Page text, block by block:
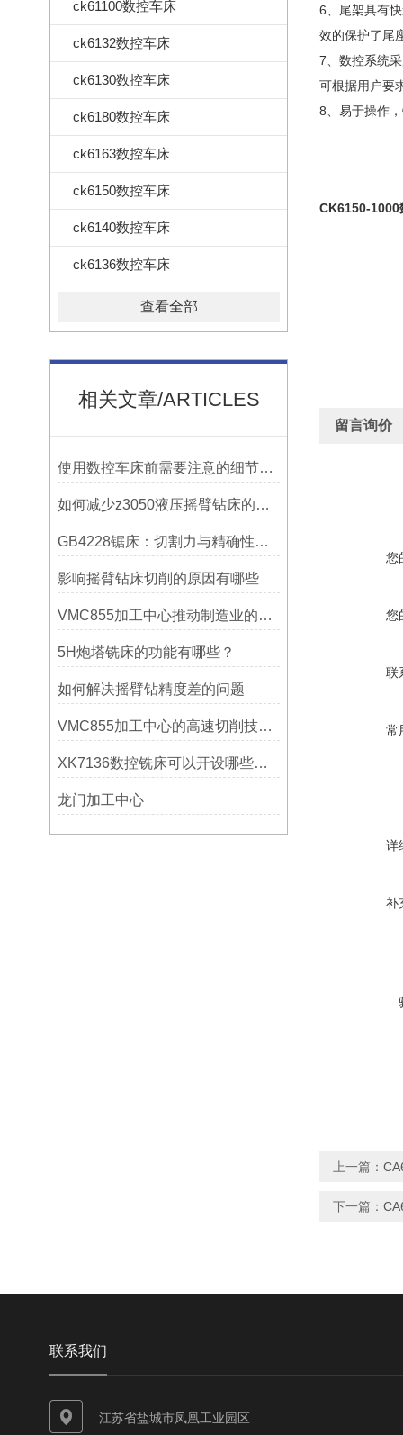
ck61100数控车床
ck6132数控车床
ck6130数控车床
ck6180数控车床
ck6163数控车床
ck6150数控车床
ck6140数控车床
ck6136数控车床
查看全部
相关文章/ARTICLES
使用数控车床前需要注意的细节有哪些呢？
如何减少z3050液压摇臂钻床的故障和维修成本？
GB4228锯床：切割力与精确性的结合
影响摇臂钻床切削的原因有哪些
VMC855加工中心推动制造业的发展
5H炮塔铣床的功能有哪些？
如何解决摇臂钻精度差的问题
VMC855加工中心的高速切削技术介绍
XK7136数控铣床可以开设哪些考核项目？
龙门加工中心
6、尾架具有
效的保护了尾
7、数控系统
可根据用户要
8、易于操作
CK6150-1000
留言询价
您
您
联
常
详
补
上一篇：
下一篇：
联系我们
江苏省盐城市凤凰工业园区